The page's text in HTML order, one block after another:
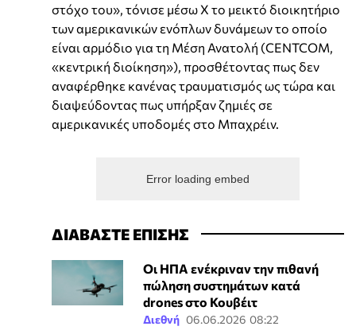
στόχο του», τόνισε μέσω X το μεικτό διοικητήριο
των αμερικανικών ενόπλων δυνάμεων το οποίο
είναι αρμόδιο για τη Μέση Ανατολή (CENTCOM,
«κεντρική διοίκηση»), προσθέτοντας πως δεν
αναφέρθηκε κανένας τραυματισμός ως τώρα και
διαψεύδοντας πως υπήρξαν ζημιές σε
αμερικανικές υποδομές στο Μπαχρέιν.
Error loading embed
ΔΙΑΒΑΣΤΕ ΕΠΙΣΗΣ
Οι ΗΠΑ ενέκριναν την πιθανή
πώληση συστημάτων κατά
drones στο Κουβέιτ
Διεθνή 06.06.2026 08:22